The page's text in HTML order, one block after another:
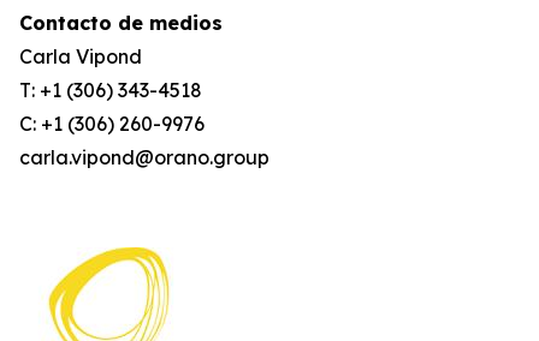
Contacto de medios
Carla Vipond
T: +1 (306) 343-4518
C: +1 (306) 260-9976
carla.vipond@orano.group